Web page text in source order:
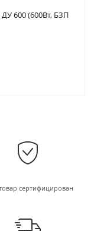
600 (600Вт, БЗП
сертифицирован